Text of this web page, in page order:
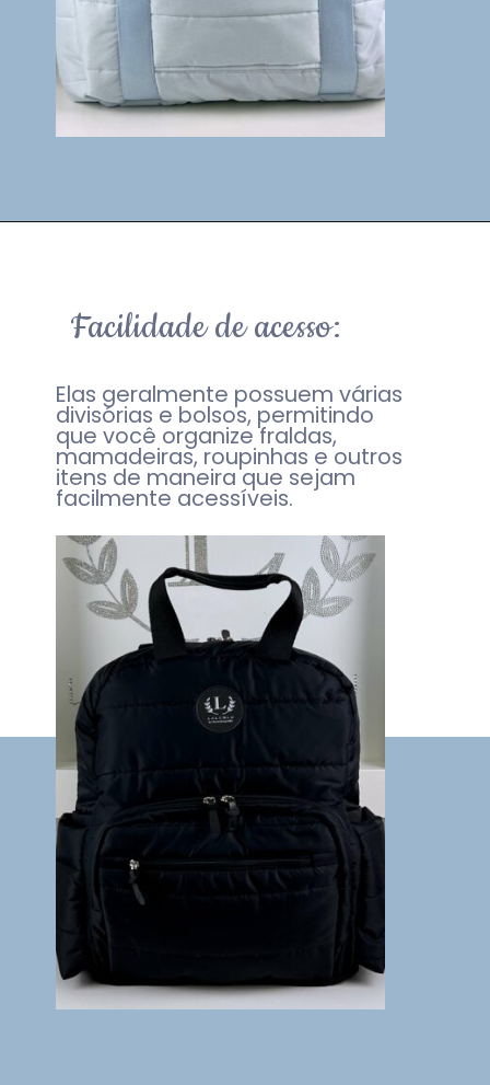
Elas geralmente possuem várias
divisórias e bolsos, permitindo
que você organize fraldas,
mamadeiras, roupinhas e outros
itens de maneira que sejam
facilmente acessíveis.
Facilidade de acesso: